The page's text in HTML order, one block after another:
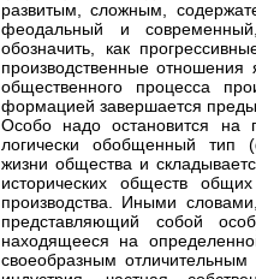
развитым, сложным,
феодальный и
обозначить, как
производственные отношения
общественного процесса
формацией завершается
Особо надо остановится на
логически обобщенный тип
жизни общества и
исторических обществ
производства. Иными
представляющий собой
находящееся на
своеобразным